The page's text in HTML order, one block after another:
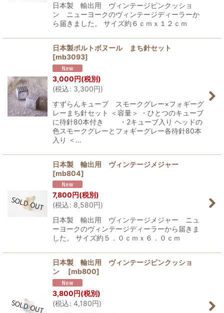
日本製 輸出用 ヴィンテージピンクッショ
ン ニューヨークのヴィンテージディーラーか
ら届きました。 サイズ約６ｃｍｘ１２ｃｍ
日本製ポルトボヌール まち針セット
[mb3093]
3,000円(税別)
(税込: 3,300円)
すずらんキューブ スモークグレー×フォギーグ
レーまち針セット ＜容量＞ ・ひとつのキューブ
に待針80本付き ・2キューブ入り ヘッドの
色スモークグレーとフォギーグレー各待針80本
入り ＜…
日本製 輸出用 ヴィンテージメジャー
[mb804]
7,800円(税別)
(税込: 8,580円)
日本製 輸出用 ヴィンテージメジャー ニュ
ーヨークのヴィンテージディーラーから届きま
した。 サイズ約５．０ｃｍｘ６．０ｃｍ
日本製 輸出用 ヴィンテージピンクッショ
ン
[mb800]
3,800円(税別)
(税込: 4,180円)